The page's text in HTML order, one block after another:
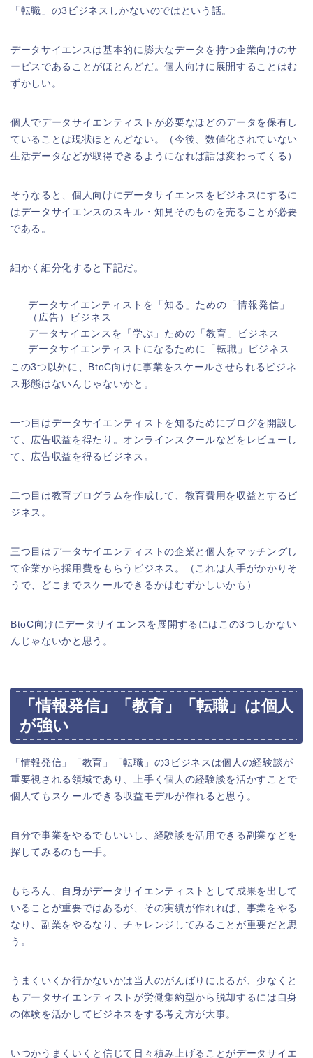
「転職」の3ビジネスしかないのではという話。
データサイエンスは基本的に膨大なデータを持つ企業向けのサ
ービスであることがほとんどだ。個人向けに展開することはむ
ずかしい。
個人でデータサイエンティストが必要なほどのデータを保有し
ていることは現状ほとんどない。（今後、数値化されていない
生活データなどが取得できるようになれば話は変わってくる）
そうなると、個人向けにデータサイエンスをビジネスにするに
はデータサイエンスのスキル・知見そのものを売ることが必要
である。
細かく細分化すると下記だ。
データサイエンティストを「知る」ための「情報発信」
（広告）ビジネス
データサイエンスを「学ぶ」ための「教育」ビジネス
データサイエンティストになるために「転職」ビジネス
この3つ以外に、BtoC向けに事業をスケールさせられるビジネ
ス形態はないんじゃないかと。
一つ目はデータサイエンティストを知るためにブログを開設し
て、広告収益を得たり。オンラインスクールなどをレビューし
て、広告収益を得るビジネス。
二つ目は教育プログラムを作成して、教育費用を収益とするビ
ジネス。
三つ目はデータサイエンティストの企業と個人をマッチングし
て企業から採用費をもらうビジネス。（これは人手がかかりそ
うで、どこまでスケールできるかはむずかしいかも）
BtoC向けにデータサイエンスを展開するにはこの3つしかない
んじゃないかと思う。
「情報発信」「教育」「転職」は個人
が強い
「情報発信」「教育」「転職」の3ビジネスは個人の経験談が
重要視される領域であり、上手く個人の経験談を活かすことで
個人てもスケールできる収益モデルが作れると思う。
自分で事業をやるでもいいし、経験談を活用できる副業などを
探してみるのも一手。
もちろん、自身がデータサイエンティストとして成果を出して
いることが重要ではあるが、その実績が作れれば、事業をやる
なり、副業をやるなり、チャレンジしてみることが重要だと思
う。
うまくいくか行かないかは当人のがんばりによるが、少なくと
もデータサイエンティストが労働集約型から脱却するには自身
の体験を活かしてビジネスをする考え方が大事。
いつかうまくいくと信じて日々積み上げることがデータサイエ